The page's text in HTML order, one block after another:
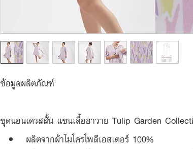
ข้อมูลผลิตภัณฑ์
ชุดนอนเดรสสั้น แขนเสื้อฮาวาย Tulip Garden
ผลิตจากผ้าไมโครโพลีเอสเตอร์ 100%